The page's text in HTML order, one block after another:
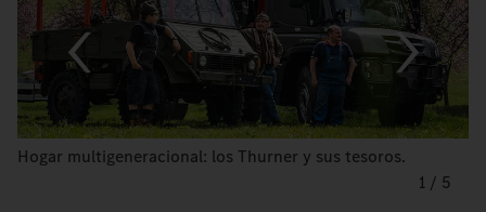
Hogar multigeneracional: los Thurner y sus tesoros.
1 / 5